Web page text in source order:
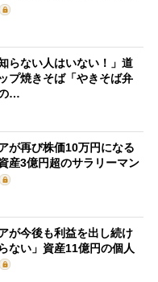
らない人はいない！」道
プ焼きそば「やきそば弁
…
が再び株価10万円になる
産3億円超のサラリーマン
が今後も利益を出し続け
ない」資産11億円の個人